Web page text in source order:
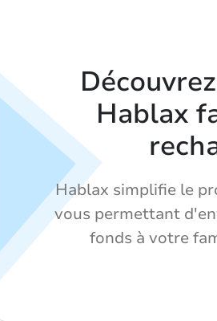
Hablax
Hablax simplifie le
vous permettant
fonds à votre